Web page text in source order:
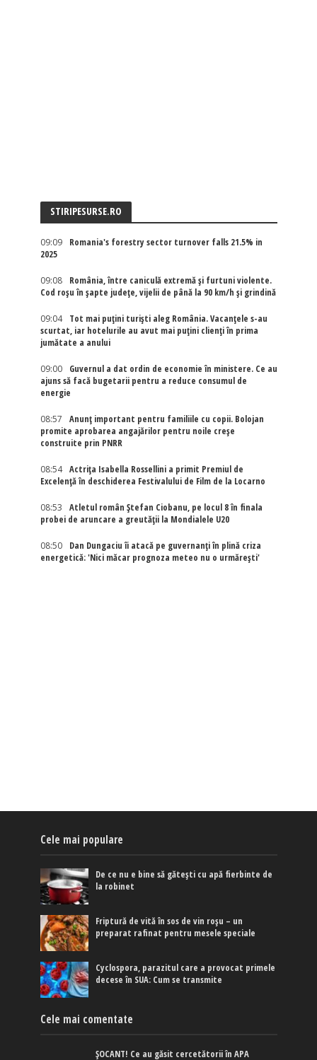
STIRIPESURSE.RO
09:09
Romania's forestry sector turnover falls 21.5% in
2025
09:08
România, între caniculă extremă și furtuni violente.
Cod roșu în șapte județe, vijelii de până la 90 km/h și grindină
09:04
Tot mai puțini turiști aleg România. Vacanțele s-au
scurtat, iar hotelurile au avut mai puțini clienți în prima
jumătate a anului
09:00
Guvernul a dat ordin de economie în ministere. Ce au
ajuns să facă bugetarii pentru a reduce consumul de
energie
08:57
Anunț important pentru familiile cu copii. Bolojan
promite aprobarea angajărilor pentru noile creșe
construite prin PNRR
08:54
Actriţa Isabella Rossellini a primit Premiul de
Excelenţă în deschiderea Festivalului de Film de la Locarno
08:53
Atletul român Ștefan Ciobanu, pe locul 8 în finala
probei de aruncare a greutății la Mondialele U20
08:50
Dan Dungaciu îi atacă pe guvernanți în plină criza
energetică: 'Nici măcar prognoza meteo nu o urmărești'
Cele mai populare
De ce nu e bine să gătești cu apă fierbinte de
la robinet
Friptură de vită în sos de vin roșu – un
preparat rafinat pentru mesele speciale
Cyclospora, parazitul care a provocat primele
decese în SUA: Cum se transmite
Cele mai comentate
ȘOCANT! Ce au găsit cercetătorii în APA